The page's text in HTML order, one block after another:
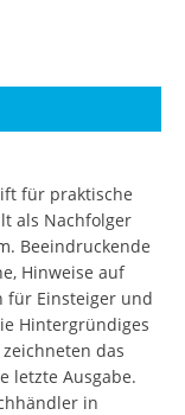
für praktische
als Nachfolger
Beeindruckende
Hinweise auf
für Einsteiger und
Hintergründiges
das
letzte Ausgabe.
in